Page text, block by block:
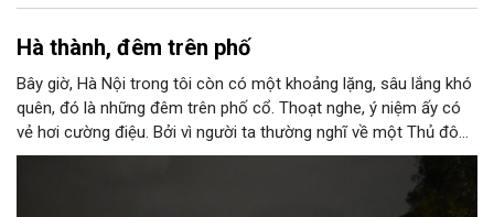
Hà thành, đêm trên phố
Bây giờ, Hà Nội trong tôi còn có một khoảng lặng, sâu lắng khó
quên, đó là những đêm trên phố cổ. Thoạt nghe, ý niệm ấy có
vẻ hơi cường điệu. Bởi vì người ta thường nghĩ về một Thủ đô
ngàn năm văn hiến với những nét tĩnh lặng, cổ kính, rêu phong
trong ánh nắng ban mai mơ màng buông xuống “ba mươi sáu
phố phường”; nên có lẽ, sẽ ngỡ ngàng, nếu ai đó khi nghe thấy